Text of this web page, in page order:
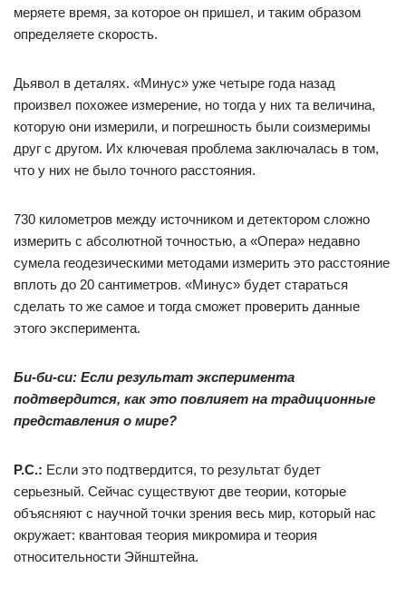
меряете время, за которое он пришел, и таким образом
определяете скорость.
Дьявол в деталях. «Минус» уже четыре года назад
произвел похожее измерение, но тогда у них та величина,
которую они измерили, и погрешность были соизмеримы
друг с другом. Их ключевая проблема заключалась в том,
что у них не было точного расстояния.
730 километров между источником и детектором сложно
измерить с абсолютной точностью, а «Опера» недавно
сумела геодезическими методами измерить это расстояние
вплоть до 20 сантиметров. «Минус» будет стараться
сделать то же самое и тогда сможет проверить данные
этого эксперимента.
Би-би-си: Если результат эксперимента
подтвердится, как это повлияет на традиционные
представления о мире?
Р.С.: Если это подтвердится, то результат будет
серьезный. Сейчас существуют две теории, которые
объясняют с научной точки зрения весь мир, который нас
окружает: квантовая теория микромира и теория
относительности Эйнштейна.